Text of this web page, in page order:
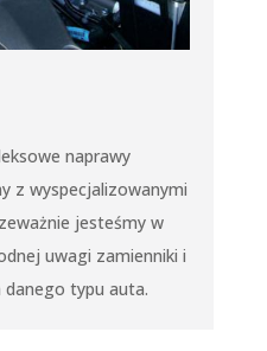
naprawy
z wyspecjalizowanymi
jesteśmy w
uwagi zamienniki i
danego typu auta.